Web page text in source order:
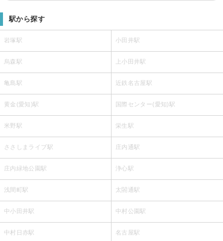
駅から探す
岩塚駅 小田井駅
烏森駅 上小田井駅
亀島駅 近鉄名古屋駅
黄金(愛知)駅 国際センター(愛知)駅
米野駅 栄生駅
ささしまライブ駅 庄内通駅
庄内緑地公園駅 浄心駅
浅間町駅 太閤通駅
中小田井駅 中村公園駅
中村日赤駅 名古屋駅